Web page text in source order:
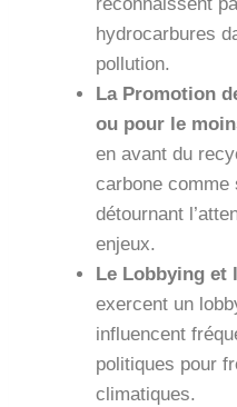
hydrocarbures
pollution.
La Promotion
ou pour le
en avant du
carbone comme
détournant
enjeux.
Le Lobbying et
exercent un
influencent
politiques pour
climatiques.